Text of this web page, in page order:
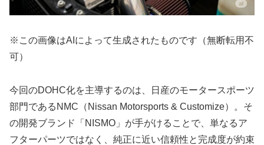
※この画像はAIによって生成されたものです（無断転用不
可）
今回のDOHC化を主導するのは、日産のモータースポーツ
部門であるNMC（Nissan Motorsports & Customize）。そ
の開発ブランド「NISMO」が手がけることで、単なるア
フターパーツではなく、純正に近い信頼性と完成度が約束